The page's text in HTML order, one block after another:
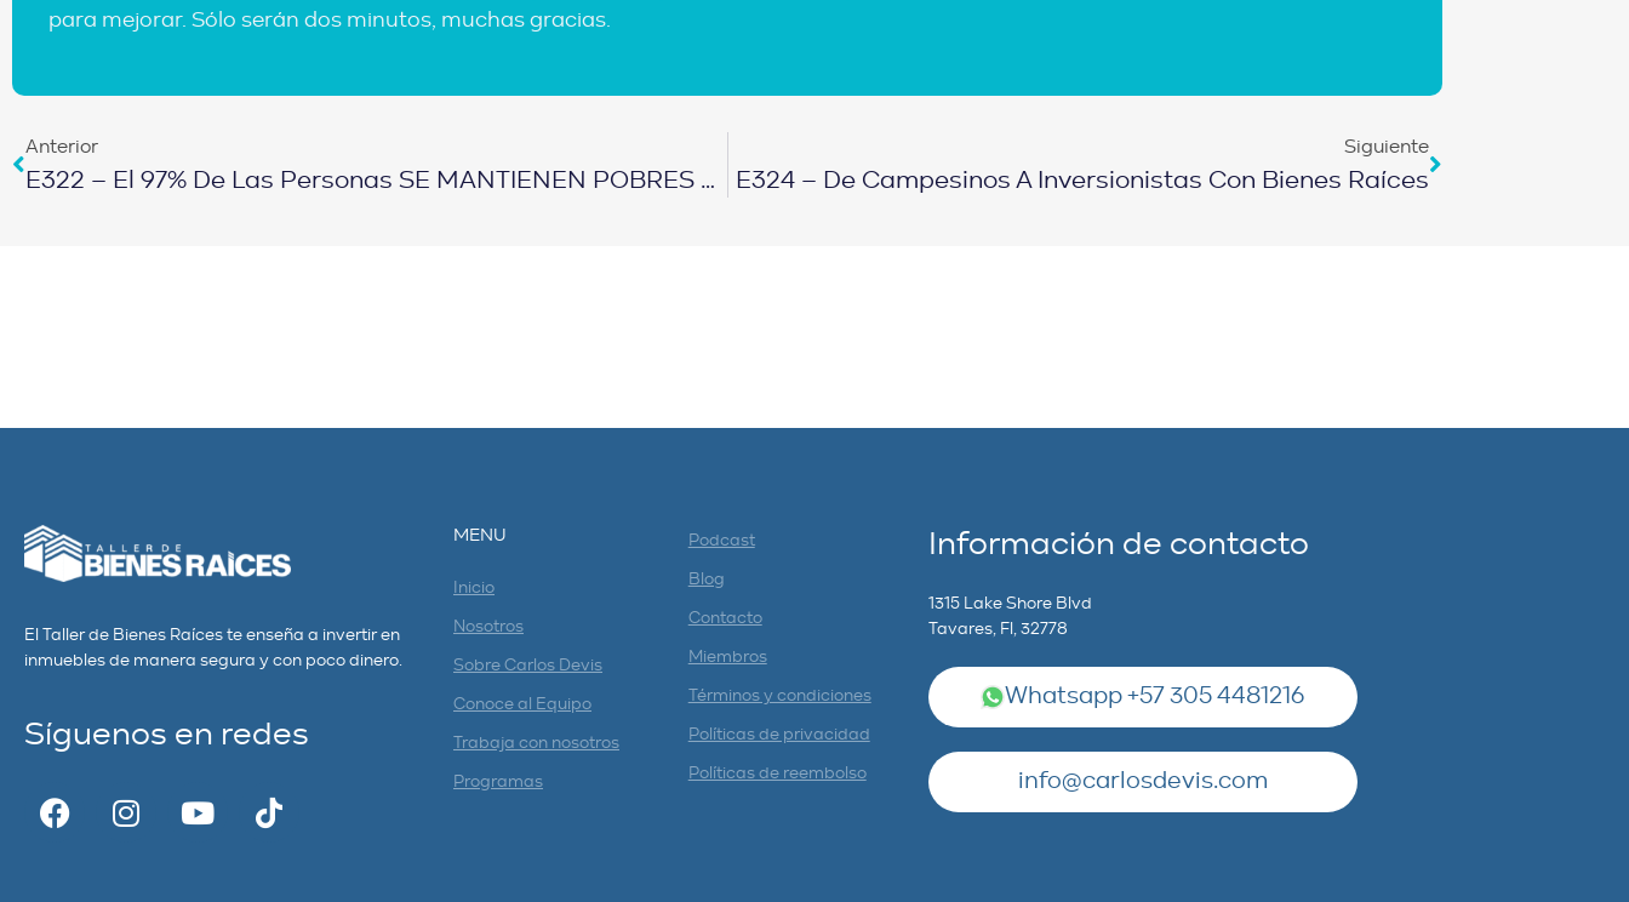
para mejorar. Sólo serán dos minutos, muchas gracias.
Anterior
E322 – El 97% De Las Personas SE MANTIENEN POBRES POR ESTO
Siguiente
E324 – De Campesinos A Inversionistas Con Bienes Raíces
El Taller de Bienes Raíces te enseña a invertir en
inmuebles de manera segura y con poco dinero.
Síguenos en redes
MENU
Inicio
Nosotros
Sobre Carlos Devis
Conoce al Equipo
Trabaja con nosotros
Programas
Podcast
Blog
Contacto
Miembros
Términos y condiciones
Políticas de privacidad
Políticas de reembolso
Información de contacto
1315 Lake Shore Blvd
Tavares, Fl, 32778
Whatsapp +57 305 4481216
info@carlosdevis.com